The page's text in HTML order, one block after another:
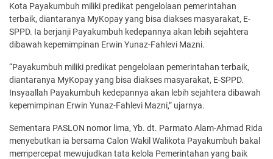
Kota Payakumbuh miliki predikat pengelolaan pemerintahan
terbaik, diantaranya MyKopay yang bisa diakses masyarakat, E-
SPPD. Ia berjanji Payakumbuh kedepannya akan lebih sejahtera
dibawah kepemimpinan Erwin Yunaz-Fahlevi Mazni.
“Payakumbuh miliki predikat pengelolaan pemerintahan terbaik,
diantaranya MyKopay yang bisa diakses masyarakat, E-SPPD.
Insyaallah Payakumbuh kedepannya akan lebih sejahtera dibawah
kepemimpinan Erwin Yunaz-Fahlevi Mazni,” ujarnya.
Sementara PASLON nomor lima, Yb. dt. Parmato Alam-Ahmad Rida
menyebutkan ia bersama Calon Wakil Walikota Payakumbuh bakal
mempercepat mewujudkan tata kelola Pemerintahan yang baik